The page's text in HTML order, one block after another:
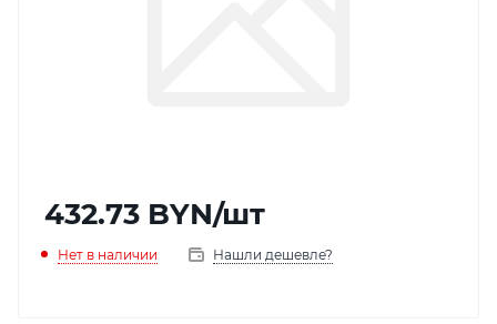
432.73 BYN/шт
Нет в наличии Нашли дешевле?